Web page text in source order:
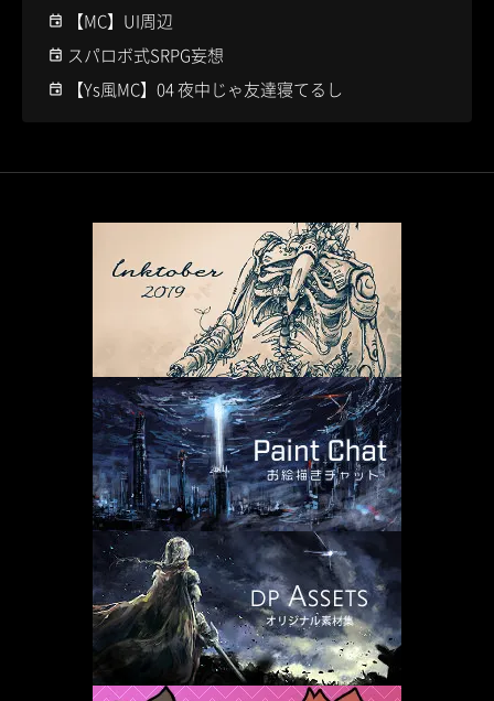
【MC】UI周辺
スパロボ式SRPG妄想
【Ys風MC】04 夜中じゃ友達寝てるし